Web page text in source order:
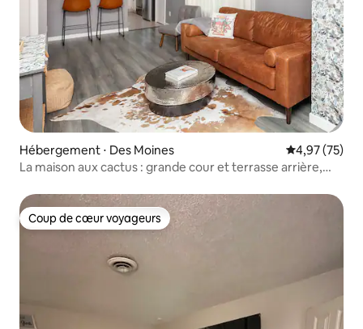
Hébergement ⋅ Des Moines Évaluation
4,97 (75)
La maison aux cactus : grande cour et terrasse arrière,
Coup de cœur voyageurs
Coup de cœur voyageurs